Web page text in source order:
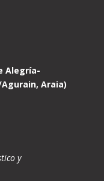
Alegría-
Araia)
y